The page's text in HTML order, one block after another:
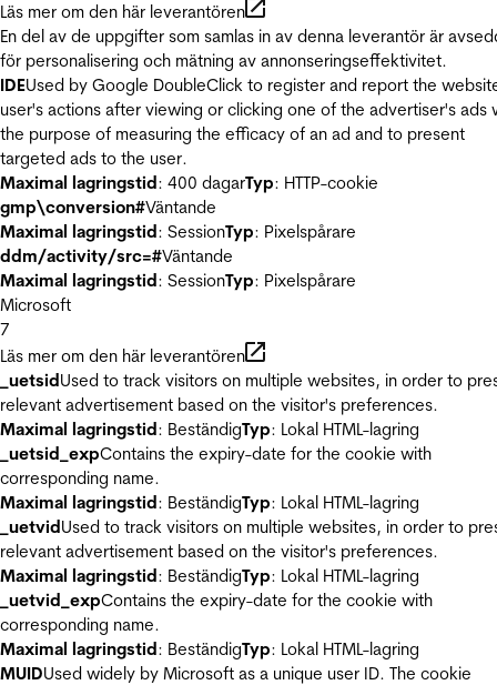
Läs mer om den här leverantören
En del av de uppgifter som samlas in av denna leverantör är
för personalisering och mätning av annonseringseffektivitet.
IDEUsed by Google DoubleClick to register and report the
user's actions after viewing or clicking one of the advertiser's ads
the purpose of measuring the efficacy of an ad and to present
targeted ads to the user.
Maximal lagringstid: 400 dagarTyp: HTTP-cookie
gmp\conversion#Väntande
Maximal lagringstid: SessionTyp: Pixelspårare
ddm/activity/src=#Väntande
Maximal lagringstid: SessionTyp: Pixelspårare
Microsoft
7
Läs mer om den här leverantören
_uetsidUsed to track visitors on multiple websites, in order to
relevant advertisement based on the visitor's preferences.
Maximal lagringstid: BeständigTyp: Lokal HTML-lagring
_uetsid_expContains the expiry-date for the cookie with
corresponding name.
Maximal lagringstid: BeständigTyp: Lokal HTML-lagring
_uetvidUsed to track visitors on multiple websites, in order to
relevant advertisement based on the visitor's preferences.
Maximal lagringstid: BeständigTyp: Lokal HTML-lagring
_uetvid_expContains the expiry-date for the cookie with
corresponding name.
Maximal lagringstid: BeständigTyp: Lokal HTML-lagring
MUIDUsed widely by Microsoft as a unique user ID. The cookie